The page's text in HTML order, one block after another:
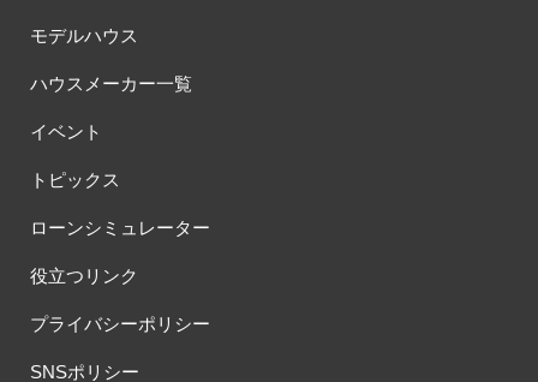
モデルハウス
ハウスメーカー一覧
イベント
トピックス
ローンシミュレーター
役立つリンク
プライバシーポリシー
SNSポリシー